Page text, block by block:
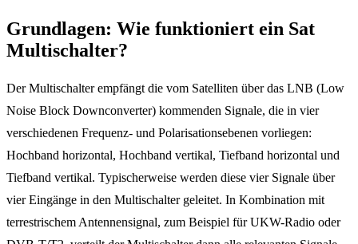
Grundlagen: Wie funktioniert ein Sat
Multischalter?
Der Multischalter empfängt die vom Satelliten über das LNB (Low
Noise Block Downconverter) kommenden Signale, die in vier
verschiedenen Frequenz- und Polarisationsebenen vorliegen:
Hochband horizontal, Hochband vertikal, Tiefband horizontal und
Tiefband vertikal. Typischerweise werden diese vier Signale über
vier Eingänge in den Multischalter geleitet. In Kombination mit
terrestrischem Antennensignal, zum Beispiel für UKW-Radio oder